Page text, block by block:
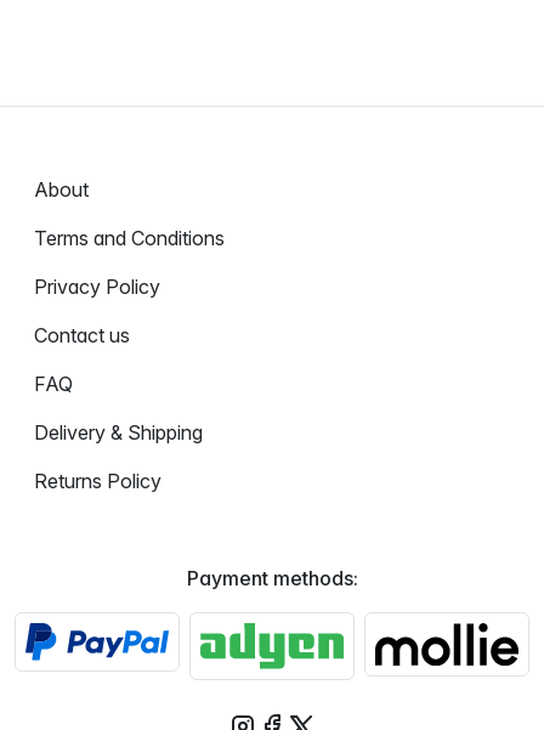
About
Terms and Conditions
Privacy Policy
Contact us
FAQ
Delivery & Shipping
Returns Policy
Payment methods: